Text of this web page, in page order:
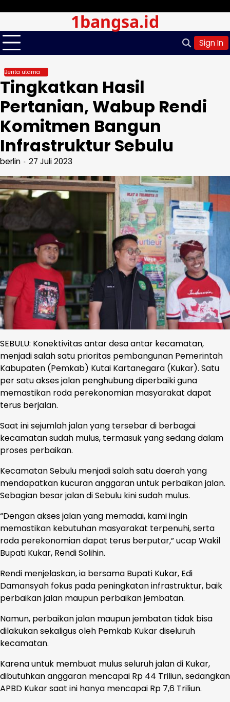
content
1bangsa.id
Sign In
Berita utama
Tingkatkan Hasil
Pertanian, Wabup Rendi
Komitmen Bangun
Infrastruktur Sebulu
berlin 27 Juli 2023
SEBULU: Konektivitas antar desa antar kecamatan,
menjadi salah satu prioritas pembangunan Pemerintah
Kabupaten (Pemkab) Kutai Kartanegara (Kukar). Satu
per satu akses jalan penghubung diperbaiki guna
memastikan roda perekonomian masyarakat dapat
terus berjalan.
Saat ini sejumlah jalan yang tersebar di berbagai
kecamatan sudah mulus, termasuk yang sedang dalam
proses perbaikan.
Kecamatan Sebulu menjadi salah satu daerah yang
mendapatkan kucuran anggaran untuk perbaikan jalan.
Sebagian besar jalan di Sebulu kini sudah mulus.
“Dengan akses jalan yang memadai, kami ingin
memastikan kebutuhan masyarakat terpenuhi, serta
roda perekonomian dapat terus berputar,” ucap Wakil
Bupati Kukar, Rendi Solihin.
Rendi menjelaskan, ia bersama Bupati Kukar, Edi
Damansyah fokus pada peningkatan infrastruktur, baik
perbaikan jalan maupun perbaikan jembatan.
Namun, perbaikan jalan maupun jembatan tidak bisa
dilakukan sekaligus oleh Pemkab Kukar diseluruh
kecamatan.
Karena untuk membuat mulus seluruh jalan di Kukar,
dibutuhkan anggaran mencapai Rp 44 Triliun, sedangkan
APBD Kukar saat ini hanya mencapai Rp 7,6 Triliun.